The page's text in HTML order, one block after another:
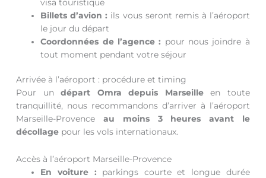
visa touristique
Billets d’avion : ils vous seront remis à l’aéroport
le jour du départ
Coordonnées de l’agence : pour nous joindre à
tout moment pendant votre séjour
Arrivée à l’aéroport : procédure et timing
Pour undépart Omra depuis Marseilleen toute
tranquillité, nous recommandons d’arriver à l’aéroport
Marseille-Provenceau moins 3 heures avant le
décollage pour les vols internationaux.
Accès à l’aéroport Marseille-Provence
En voiture : parkings courte et longue durée